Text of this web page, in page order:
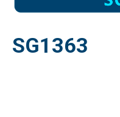
SG1363